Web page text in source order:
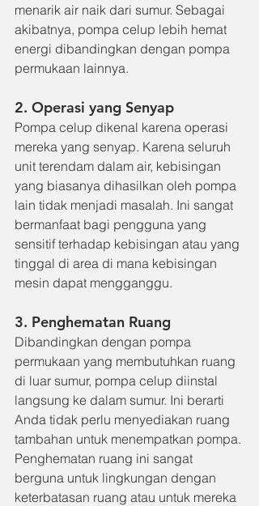
menarik air naik dari sumur. Sebagai
akibatnya, pompa celup lebih hemat
energi dibandingkan dengan pompa
permukaan lainnya.
2. Operasi yang Senyap
Pompa celup dikenal karena operasi
mereka yang senyap. Karena seluruh
unit terendam dalam air, kebisingan
yang biasanya dihasilkan oleh pompa
lain tidak menjadi masalah. Ini sangat
bermanfaat bagi pengguna yang
sensitif terhadap kebisingan atau yang
tinggal di area di mana kebisingan
mesin dapat mengganggu.
3. Penghematan Ruang
Dibandingkan dengan pompa
permukaan yang membutuhkan ruang
di luar sumur, pompa celup diinstal
langsung ke dalam sumur. Ini berarti
Anda tidak perlu menyediakan ruang
tambahan untuk menempatkan pompa.
Penghematan ruang ini sangat
berguna untuk lingkungan dengan
keterbatasan ruang atau untuk mereka